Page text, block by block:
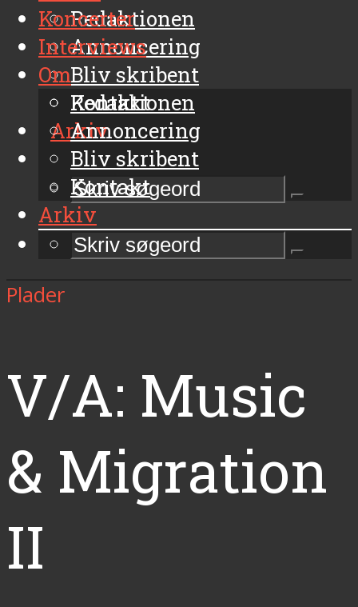
Redaktionen
Annoncering
Bliv skribent
Kontakt
Arkiv
Koncerter
Interviews
Om
Redaktionen
Annoncering
Bliv skribent
Kontakt
Arkiv
Plader
V/A: Music
& Migration
II